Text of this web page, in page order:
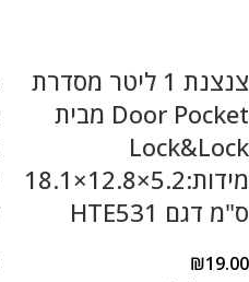
צנצנת 1 ליטר מסדרת
Door Pocket מבית
Lock&Lock
מידות:5.2×12.8×18.1
ס"מ דגם HTE531
₪19.00